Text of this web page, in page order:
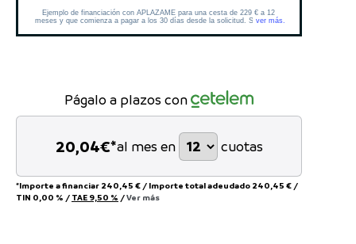
Págalo a plazos con
20,04€*al mes en cuotas
*Importe a financiar 240,45 € / Importe total adeudado 240,45 € /
TIN 0,00 % / TAE 9,50 % /Ver más